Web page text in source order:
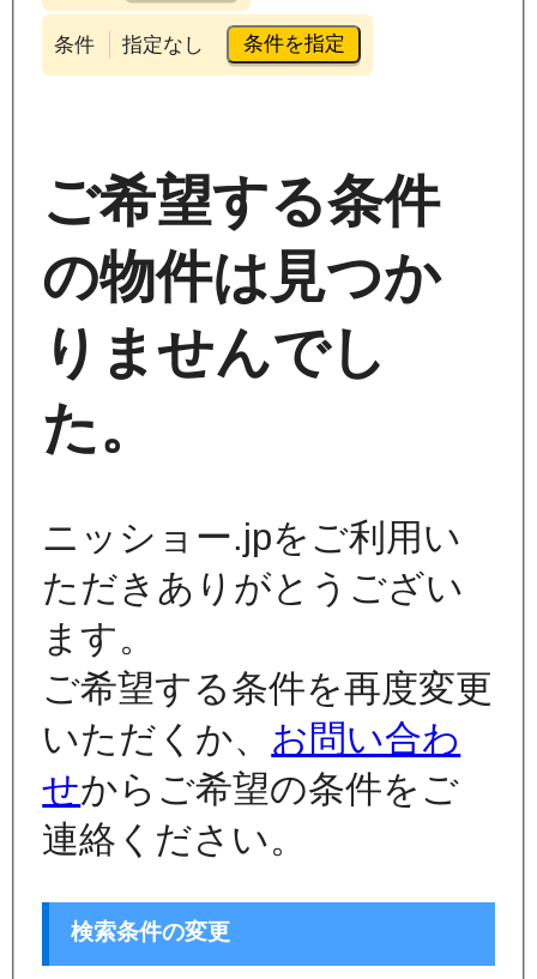
条件 指定なし 条件を指定
ご希望する条件
の物件は見つか
りませんでし
た。
ニッショー.jpをご利用い
ただきありがとうござい
ます。
ご希望する条件を再度変更
いただくか、 お問い合わ
せからご希望の条件をご
連絡ください。
検索条件の変更